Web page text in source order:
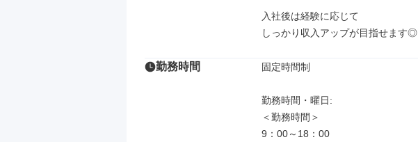
入社後は経験に応じて
しっかり収入アップが目指せます◎
勤務時間 固定時間制
勤務時間・曜日:
＜勤務時間＞
9：00～18：00